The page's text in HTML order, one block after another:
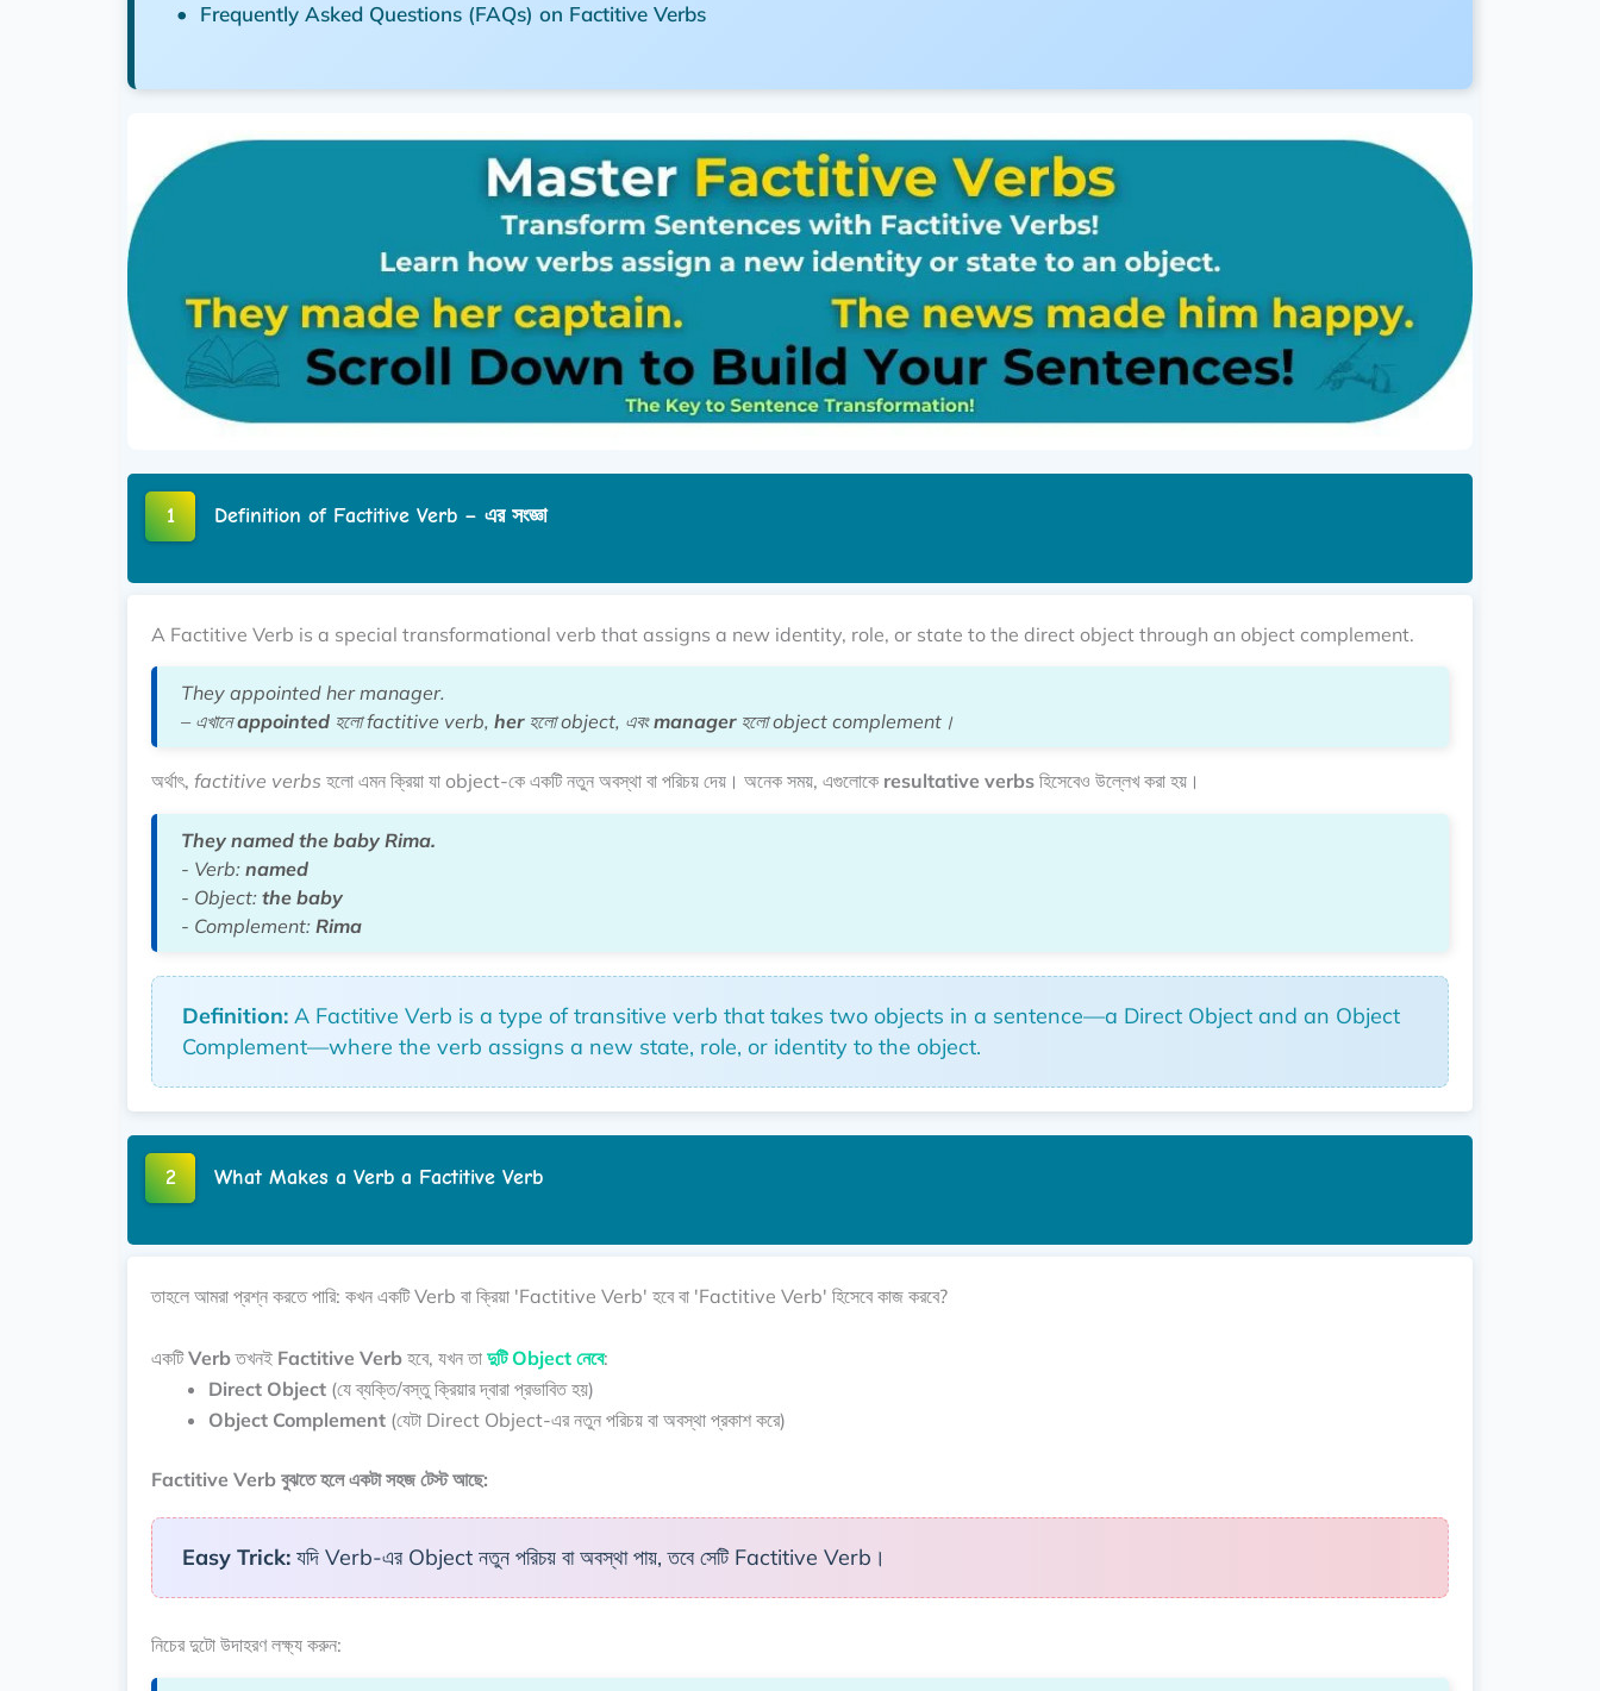
Frequently Asked Questions (FAQs) on Factitive Verbs
1 Definition of Factitive Verb – এর সংজ্ঞা
A Factitive Verb is a special transformational verb that assigns a new identity, role, or state to the direct object through an object complement.
They appointed her manager.
– এখানেappointed হলো factitive verb, herহলো object, এবংmanagerহলো object complement।
অর্থাৎ, factitive verbs হলো এমন ক্রিয়া যা object-কে একটি নতুন অবস্থা বা পরিচয় দেয়। অনেক সময়, এগুলোকে resultative verbs হিসেবেও উল্লেখ করা হয়।
They named the baby Rima.
- Verb: named
- Object: the baby
- Complement: Rima
Definition: A Factitive Verb is a type of transitive verb that takes two objects in a sentence—a Direct Object and an Object
Complement—where the verb assigns a new state, role, or identity to the object.
2 What Makes a Verb a Factitive Verb
তাহলে আমরা প্রশ্ন করতে পারি: কখন একটি Verb বা ক্রিয়া 'Factitive Verb' হবে বা 'Factitive Verb' হিসেবে কাজ করবে?
একটিVerbতখনই Factitive Verb হবে, যখন তা দুটি Object নেবে:
Direct Object (যে ব্যক্তি/বস্তু ক্রিয়ার দ্বারা প্রভাবিত হয়)
Object Complement (যেটা Direct Object-এর নতুন পরিচয় বা অবস্থা প্রকাশ করে)
Factitive Verb বুঝতে হলে একটা সহজ টেস্ট আছে:
Easy Trick: যদি Verb-এর Object নতুন পরিচয় বা অবস্থা পায়, তবে সেটি Factitive Verb।
নিচের দুটো উদাহরণ লক্ষ্য করুন: